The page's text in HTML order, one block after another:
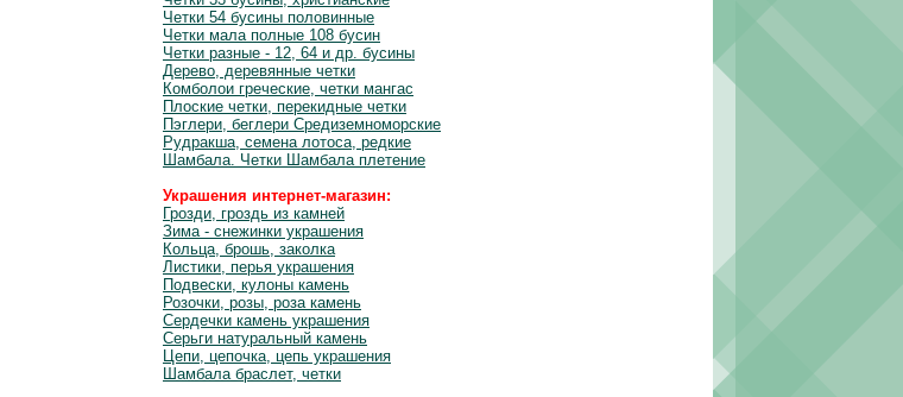
Четки 54 бусины половинные
Четки мала полные 108 бусин
Четки разные - 12, 64 и др. бусины
Дерево, деревянные четки
Комболои греческие, четки мангас
Плоские четки, перекидные четки
Пэглери, беглери Средиземноморские
Рудракша, семена лотоса, редкие
Шамбала. Четки Шамбала плетение
Украшения интернет-магазин:
Грозди, гроздь из камней
Зима - снежинки украшения
Кольца, брошь, заколка
Листики, перья украшения
Подвески, кулоны камень
Розочки, розы, роза камень
Сердечки камень украшения
Серьги натуральный камень
Цепи, цепочка, цепь украшения
Шамбала браслет, четки